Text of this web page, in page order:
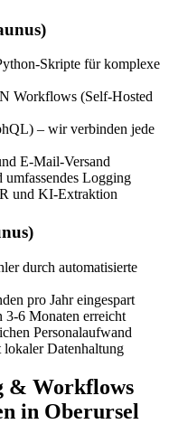
Skripte für komplexe
Workflows (Self-Hosted
– wir verbinden jede
E-Mail-Versand
umfassendes Logging
und KI-Extraktion
durch automatisierte
pro Jahr eingespart
3-6 Monaten erreicht
Personalaufwand
Datenhaltung
& Workflows
in Oberursel